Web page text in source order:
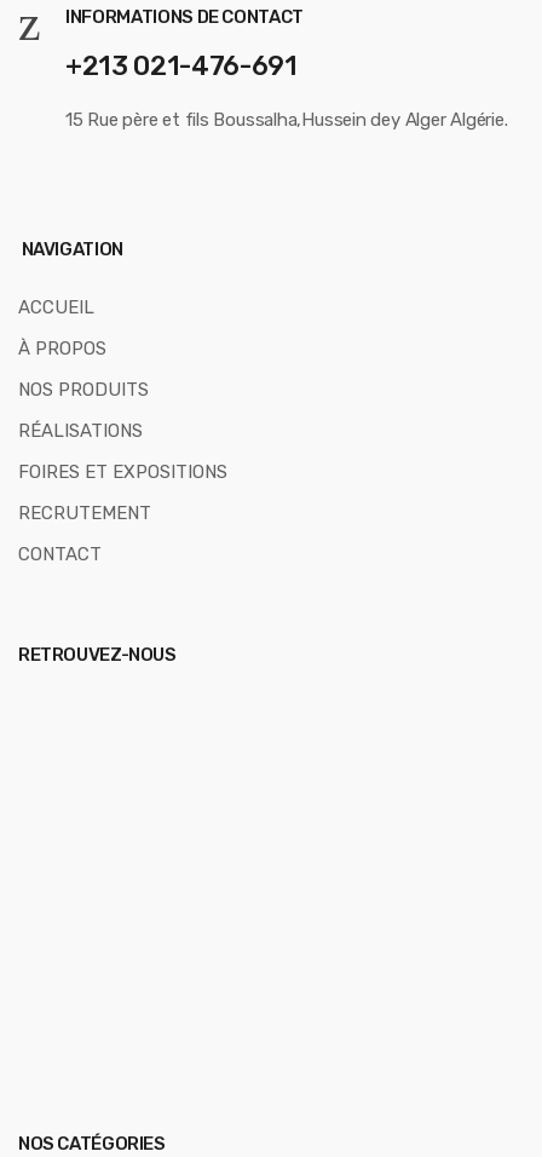
INFORMATIONS DE CONTACT
+213 021-476-691
15 Rue père et fils Boussalha,Hussein dey Alger Algérie.
NAVIGATION
ACCUEIL
À PROPOS
NOS PRODUITS
RÉALISATIONS
FOIRES ET EXPOSITIONS
RECRUTEMENT
CONTACT
RETROUVEZ-NOUS
NOS CATÉGORIES